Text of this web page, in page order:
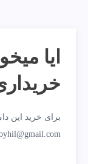
ایا
برای خرید این